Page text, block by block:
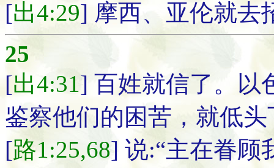
[出4:29] 摩西、亚伦就去
25
[出4:31] 百姓就信了。以
鉴察他们的困苦，就低头
[路1:25,68] 说:“主在眷顾